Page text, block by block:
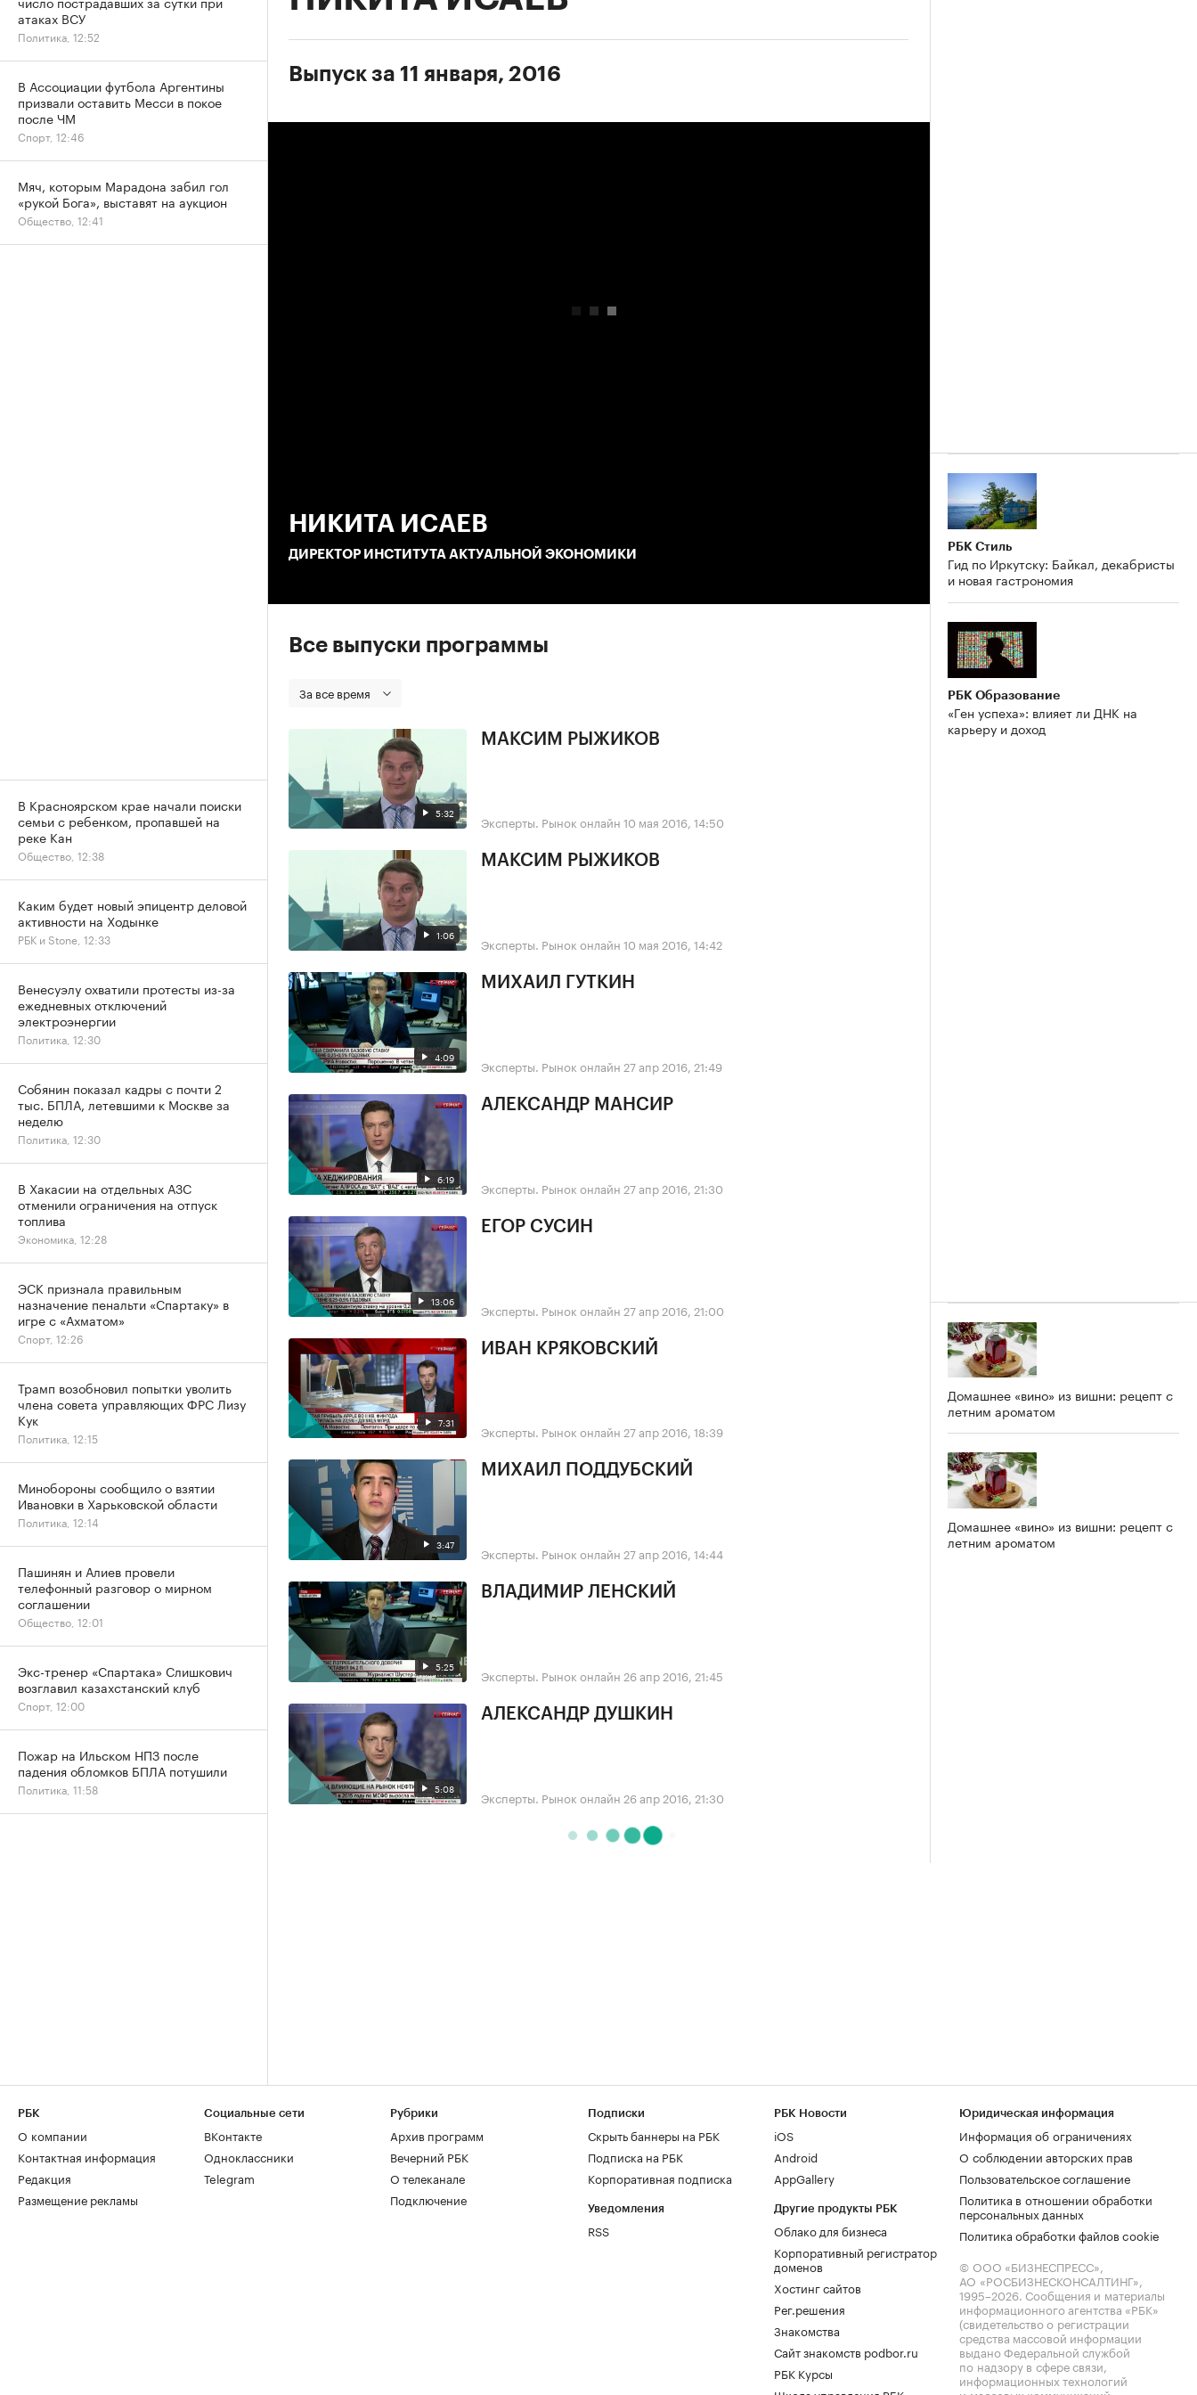
Выпуск за 11 января, 2016
НИКИТА ИСАЕВ
ДИРЕКТОР ИНСТИТУТА АКТУАЛЬНОЙ ЭКОНОМИКИ
Все выпуски программы
За все время
5:32
МАКСИМ РЫЖИКОВ
Эксперты. Рынок онлайн 10 мая 2016, 14:50
1:06
МАКСИМ РЫЖИКОВ
Эксперты. Рынок онлайн 10 мая 2016, 14:42
4:09
МИХАИЛ ГУТКИН
Эксперты. Рынок онлайн 27 апр 2016, 21:49
6:19
АЛЕКСАНДР МАНСИР
Эксперты. Рынок онлайн 27 апр 2016, 21:30
13:06
ЕГОР СУСИН
Эксперты. Рынок онлайн 27 апр 2016, 21:00
7:31
ИВАН КРЯКОВСКИЙ
Эксперты. Рынок онлайн 27 апр 2016, 18:39
3:47
МИХАИЛ ПОДДУБСКИЙ
Эксперты. Рынок онлайн 27 апр 2016, 14:44
5:25
ВЛАДИМИР ЛЕНСКИЙ
Эксперты. Рынок онлайн 26 апр 2016, 21:45
5:08
АЛЕКСАНДР ДУШКИН
Эксперты. Рынок онлайн 26 апр 2016, 21:30
РБК Стиль
Гид по Иркутску: Байкал, декабристы
и новая гастрономия
РБК Образование
«Ген успеха»: влияет ли ДНК на
карьеру и доход
Домашнее «вино» из вишни: рецепт с
летним ароматом
Домашнее «вино» из вишни: рецепт с
летним ароматом
атаках ВСУ
Политика, 12:52
В Ассоциации футбола Аргентины
призвали оставить Месси в покое
после ЧМ
Спорт, 12:46
Мяч, которым Марадона забил гол
«рукой Бога», выставят на аукцион
Общество, 12:41
В Красноярском крае начали поиски
семьи с ребенком, пропавшей на
реке Кан
Общество, 12:38
Каким будет новый эпицентр деловой
активности на Ходынке
РБК и Stone, 12:33
Венесуэлу охватили протесты из-за
ежедневных отключений
электроэнергии
Политика, 12:30
Собянин показал кадры с почти 2
тыс. БПЛА, летевшими к Москве за
неделю
Политика, 12:30
В Хакасии на отдельных АЗС
отменили ограничения на отпуск
топлива
Экономика, 12:28
ЭСК признала правильным
назначение пенальти «Спартаку» в
игре с «Ахматом»
Спорт, 12:26
Трамп возобновил попытки уволить
члена совета управляющих ФРС Лизу
Кук
Политика, 12:15
Минобороны сообщило о взятии
Ивановки в Харьковской области
Политика, 12:14
Пашинян и Алиев провели
телефонный разговор о мирном
соглашении
Общество, 12:01
Экс-тренер «Спартака» Слишкович
возглавил казахстанский клуб
Спорт, 12:00
Пожар на Ильском НПЗ после
падения обломков БПЛА потушили
Политика, 11:58
РБК
О компании
Контактная информация
Редакция
Размещение рекламы
Социальные сети
ВКонтакте
Одноклассники
Telegram
Рубрики
Архив программ
Вечерний РБК
О телеканале
Подключение
Подписки
Скрыть баннеры на РБК
Подписка на РБК
Корпоративная подписка
Уведомления
RSS
РБК Новости
iOS
Android
AppGallery
Другие продукты РБК
Облако для бизнеса
Корпоративный регистратор
доменов
Хостинг сайтов
Рег.решения
Знакомства
Сайт знакомств podbor.ru
РБК Курсы
Юридическая информация
Информация об ограничениях
О соблюдении авторских прав
Пользовательское соглашение
Политика в отношении обработки
персональных данных
Политика обработки файлов cookie
© ООО «БИЗНЕСПРЕСС»,
АО «РОСБИЗНЕСКОНСАЛТИНГ»,
1995–2026. Сообщения и материалы
информационного агентства «РБК»
(свидетельство о регистрации
средства массовой информации
выдано Федеральной службой
по надзору в сфере связи,
информационных технологий